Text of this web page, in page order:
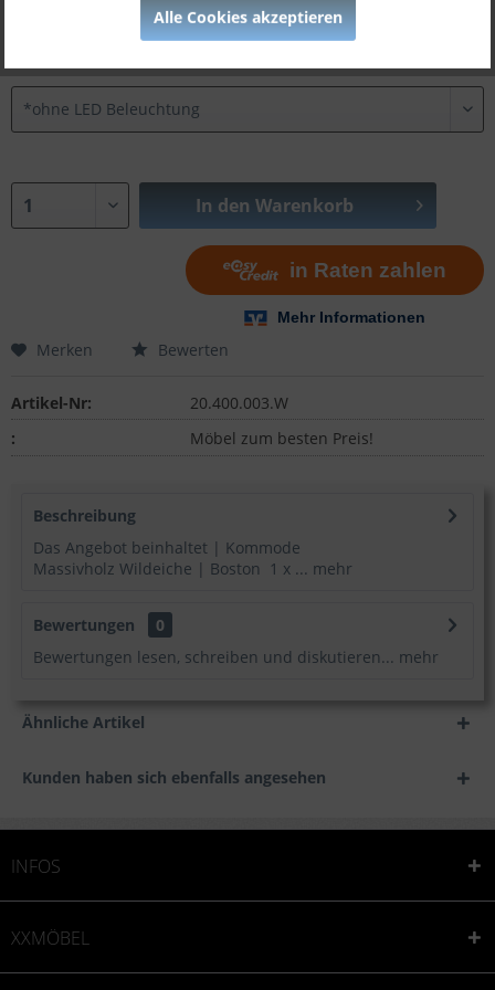
In den Warenkorb
Merken Bewerten
Artikel-Nr:
20.400.003.W
:
Möbel zum besten Preis!
Beschreibung
Das Angebot beinhaltet | Kommode
Massivholz Wildeiche | Boston 1 x ... mehr
Bewertungen
0
Bewertungen lesen, schreiben und diskutieren... mehr
Ähnliche Artikel
Kunden haben sich ebenfalls angesehen
INFOS
XXMÖBEL
Alle Cookies akzeptieren